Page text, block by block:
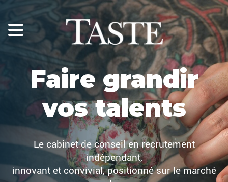
Faire grandir
vos talents
Le cabinet de conseil en recrutement
indépendant,
innovant et convivial, positionné sur le marché